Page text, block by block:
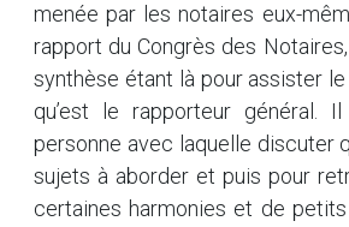
menée par les notaires eux-
rapport du Congrès des
synthèse étant là pour assister
qu’est le rapporteur général.
personne avec laquelle discuter
sujets à aborder et puis pour
certaines harmonies et de